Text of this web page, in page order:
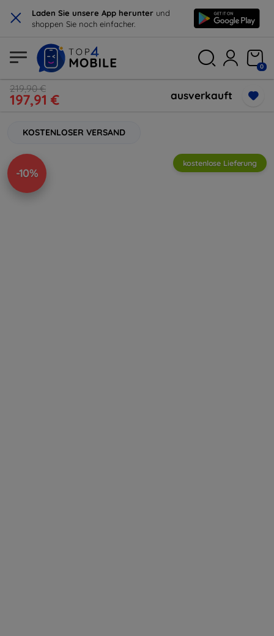
× Laden Sie unsere App herunter und
shoppen Sie noch einfacher.
0
219,90 €
197,91 € ausverkauft
KOSTENLOSER VERSAND
-10%
kostenlose Lieferung